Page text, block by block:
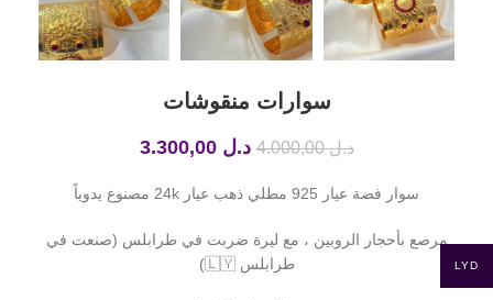
سوارات منقوشات
د.ل4.000,00 د.ل 3.300,00
سوار فضة عيار 925 مطلي ذهب عيار 24k مصنوع يدوياً
مرصع بأحجار الروبين ، مع ليرة ضربت في طرابلس (صنعت في
طرابلس 🇱🇾)
LYD